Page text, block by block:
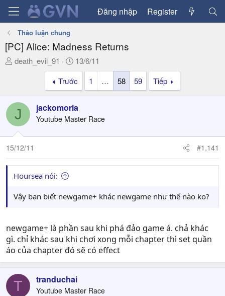
Đăng nhập Register
Thảo luận chung
[PC] Alice: Madness Returns
T
a
d
s
t
a
t
e
death_evil_91
N
g
à
y
ử
i
13/6/11
Trước
1 … 58 59 Tiếp
J jackomoria
Youtube Master Race
15/12/11 #1,141
Hoursea nói:
Vậy bạn biết newgame+ khác newgame như thế nào ko?
newgame+ là phần sau khi phá đảo game á. chả khác
gì. chỉ khác sau khi chơi xong mỗi chapter thì set quần
áo của chapter đó sẽ có effect
T tranduchai
Youtube Master Race